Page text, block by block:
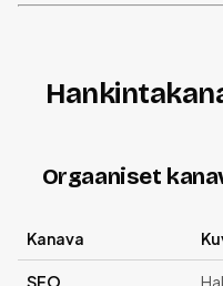
Orgaaniset
Kanava
SEO